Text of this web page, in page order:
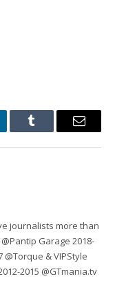
Tumblr Email
journalists more than
Garage 2018-
@Torque & VIPStyle
2015 @GTmania.tv